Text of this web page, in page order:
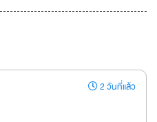
2 วันที่แล้ว